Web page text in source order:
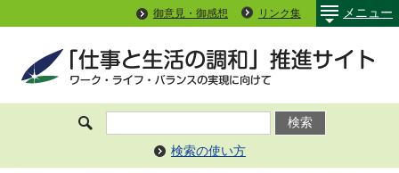
御意見・御感想 リンク集 メニュー
検索の使い方